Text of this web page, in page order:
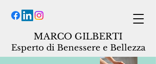
MARCO GILBERTI
Esperto di Benessere e Bellezza